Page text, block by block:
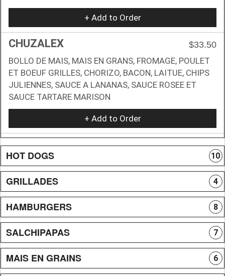
+ Add to Order
CHUZALEX
$33.50
BOLLO DE MAIS, MAIS EN GRANS, FROMAGE, POULET
ET BOEUF GRILLES, CHORIZO, BACON, LAITUE, CHIPS
JULIENNES, SAUCE A LANANAS, SAUCE ROSEE ET
SAUCE TARTARE MARISON
+ Add to Order
HOT DOGS 10
GRILLADES 4
HAMBURGERS 8
SALCHIPAPAS 7
MAIS EN GRAINS 6